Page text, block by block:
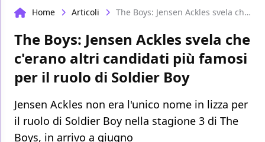
Home Articoli The Boys: Jensen Ackles svela che c'erano altri candidati più famosi per il ruolo di Soldier Boy
The Boys: Jensen Ackles svela che
c'erano altri candidati più famosi
per il ruolo di Soldier Boy
Jensen Ackles non era l'unico nome in lizza per
il ruolo di Soldier Boy nella stagione 3 di The
Boys, in arrivo a giugno